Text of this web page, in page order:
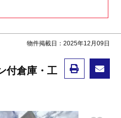
物件掲載日：2025年12月09日
付倉庫・工